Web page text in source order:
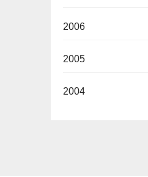
2006
2005
2004